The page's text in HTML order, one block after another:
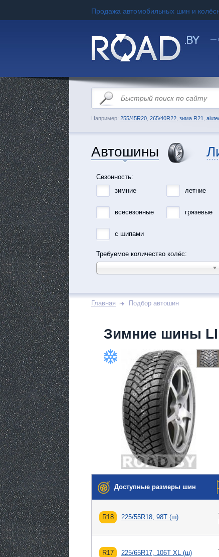
Продажа автомобильных шин и
—
Например: 255/45R20 265/40R22 зима R21
Автошины
Сезонность:
зимние
летние
всесезонные грязевые
с шипами
Требуемое количество колёс:
Главная Подбор автошин
Зимние шины
Доступные размеры шин
R18 225/55R18, 98T (ш)
R17 225/65R17, 106T XL (ш)